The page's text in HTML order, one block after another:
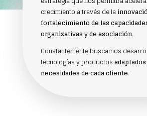
crecimiento a través de la
fortalecimiento de las
organizativas y de asociación.
Constantemente buscamos
tecnologías y productos
necesidades de cada cliente.